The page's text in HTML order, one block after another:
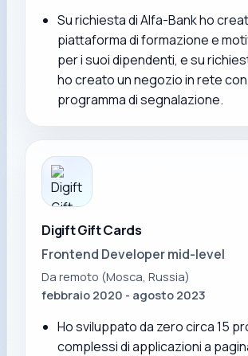
Su richiesta di Alfa-Bank ho
piattaforma di formazione e
per i suoi dipendenti, e su
ho creato un negozio in rete con
programma di segnalazione.
Digift Gift Cards
Frontend Developer mid-level
Da remoto (Mosca, Russia)
febbraio 2020 - agosto 2023
Ho sviluppato da zero circa 15
complessi di applicazioni a